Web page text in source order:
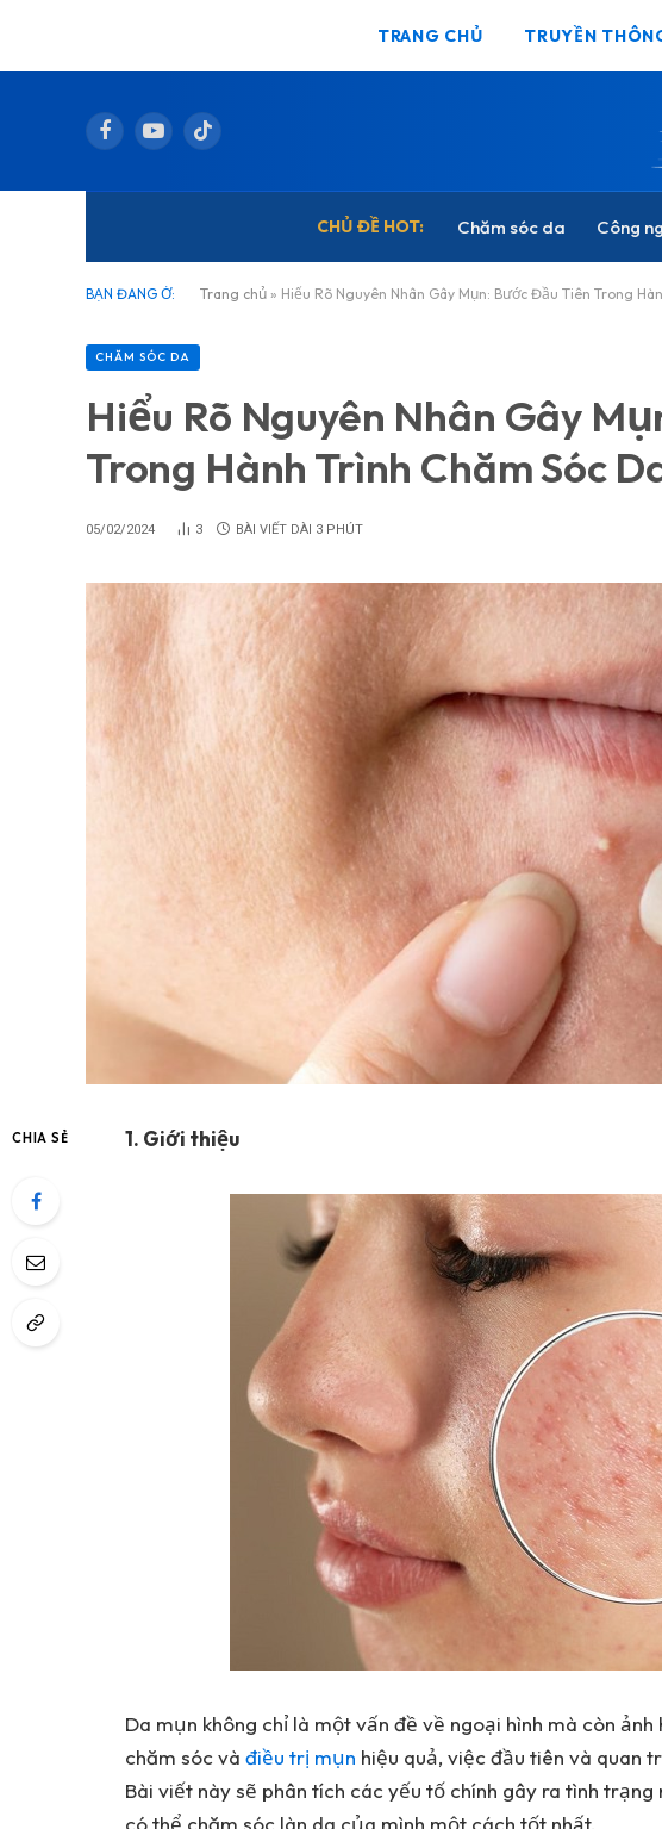
TRANG CHỦ TRUYỀN
FacebookYouTubeTikTok
CHỦ ĐỀ HOT: Chăm sóc da Công
BẠN ĐANG Ở: Trang chủ » Hiểu Rõ Nguyên Nhân Gây Mụn: Bước Đầu Tiên Trong
CHĂM SÓC DA
Hiểu Rõ Nguyên Nhân Gây
Trong Hành Trình Chăm Sóc
05/02/2024 3 BÀI VIẾT DÀI 3 PHÚT
CHIA SẺ 1. Giới thiệu
Da mụn không chỉ là một vấn đề về ngoại hình mà còn
chăm sóc vàđiều trị mụn hiệu quả, việc đầu tiên và quan
Bài viết này sẽ phân tích các yếu tố chính gây ra tình